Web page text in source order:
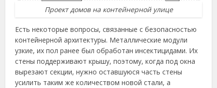
Проект домов на контейнерной улице
Есть некоторые вопросы, связанные с безопасностью
контейнерной архитектуры. Металлические модули
узкие, их пол ранее был обработан инсектицидами. Их
стены поддерживают крышу, поэтому, когда под окна
вырезают секции, нужно оставшуюся часть стены
усилить таким же количеством новой стали, а